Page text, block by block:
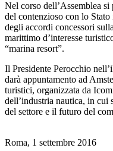
Nel corso dell’Assemblea
del contenzioso con lo
degli accordi concessori
marittimo d’interesse
“marina resort”.
Il Presidente Perocchio
darà appuntamento ad
turistici, organizzata da
dell’industria nautica, in cui
del settore e il futuro del
Roma, 1 settembre 2016